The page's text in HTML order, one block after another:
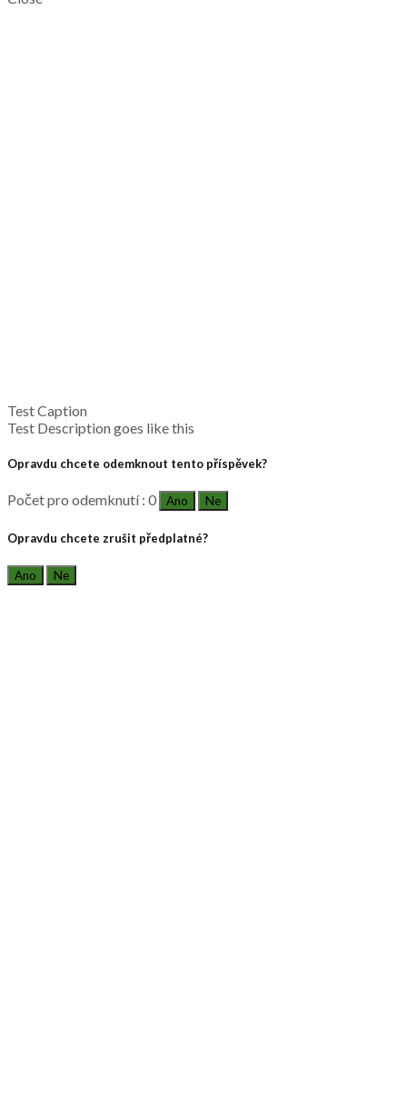
Test Caption
Test Description goes like this
Opravdu chcete odemknout tento příspěvek?
Počet pro odemknutí : 0 Ano Ne
Opravdu chcete zrušit předplatné?
Ano Ne